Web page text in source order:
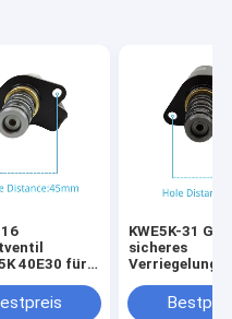
40E30 für
Teile
KWE5K-31
sicheres
SK200-6
SK200-3